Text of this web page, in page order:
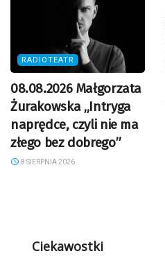
RADIOTEATR
08.08.2026 Małgorzata
Żurakowska „Intryga
naprędce, czyli nie ma
złego bez dobrego”
8 SIERPNIA 2026
Ciekawostki